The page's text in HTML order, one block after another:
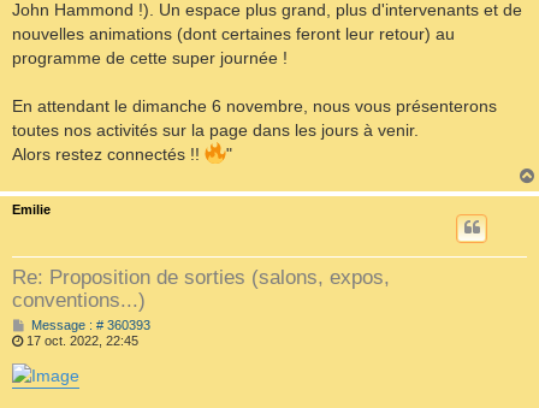
John Hammond !). Un espace plus grand, plus d'intervenants et de
nouvelles animations (dont certaines feront leur retour) au
programme de cette super journée !
En attendant le dimanche 6 novembre, nous vous présenterons
toutes nos activités sur la page dans les jours à venir.
Alors restez connectés !!
"
Emilie
Re: Proposition de sorties (salons, expos,
conventions...)
Message : # 360393M
17 oct. 2022, 22:45